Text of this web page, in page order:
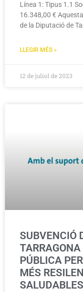
Línea 1: Tipus 1.1
16.348,00 €
de la Diputació de
LLEGIR MÉS »
12 de juliol de 2023
SUBVENCIÓ
PÚBLICA
MÉS